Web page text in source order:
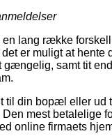
lang række
er muligt at hente
gængelig, samt tit
til din bopæl eller ud
mest betalelige
online firmaets